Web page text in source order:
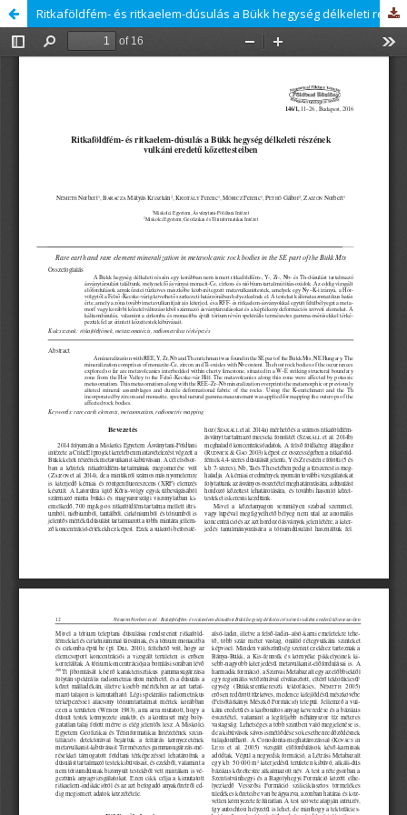
Ritkaföldfém- és ritkaelem-dúsulás a Bükk hegység délkeleti részének vulkáni eredetű kőzettesteiben